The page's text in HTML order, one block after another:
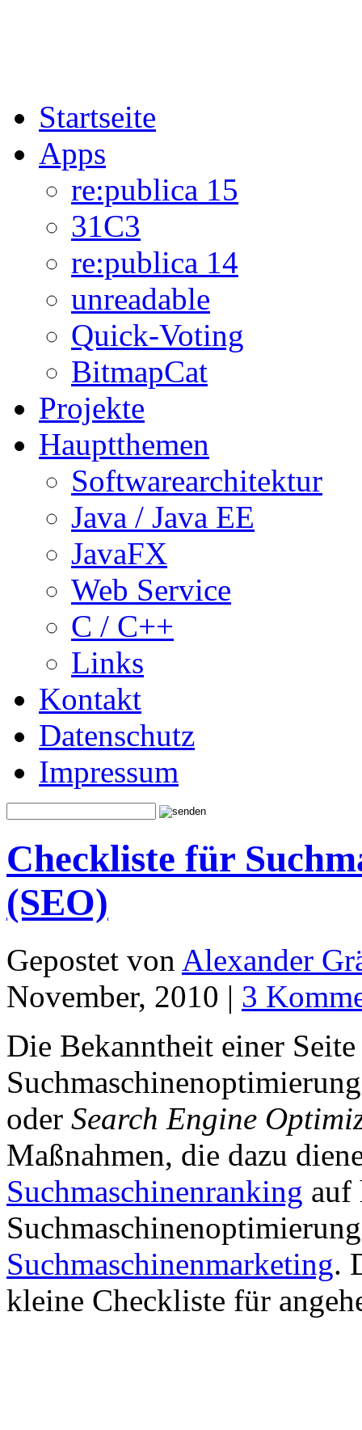
Startseite
Apps
re:publica 15
31C3
re:publica 14
unreadable
Quick-Voting
BitmapCat
Projekte
Hauptthemen
Softwarearchitektur
Java / Java EE
JavaFX
Web Service
C / C++
Links
Kontakt
Datenschutz
Impressum
Checkliste für
(SEO)
Gepostet von Alexander
November, 2010 | 3
Die Bekanntheit einer
oder Search Engine
Maßnahmen, die dazu
Suchmaschinenranking auf
Suchmaschinenmarketing.
kleine Checkliste für